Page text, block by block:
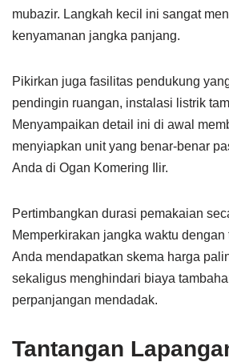
mubazir. Langkah kecil ini sangat
kenyamanan jangka panjang.
Pikirkan juga fasilitas pendukung
pendingin ruangan, instalasi listrik
Menyampaikan detail ini di awal
menyiapkan unit yang benar-benar
Anda di Ogan Komering Ilir.
Pertimbangkan durasi pemakaian
Memperkirakan jangka waktu dengan
Anda mendapatkan skema harga
sekaligus menghindari biaya
perpanjangan mendadak.
Tantangan